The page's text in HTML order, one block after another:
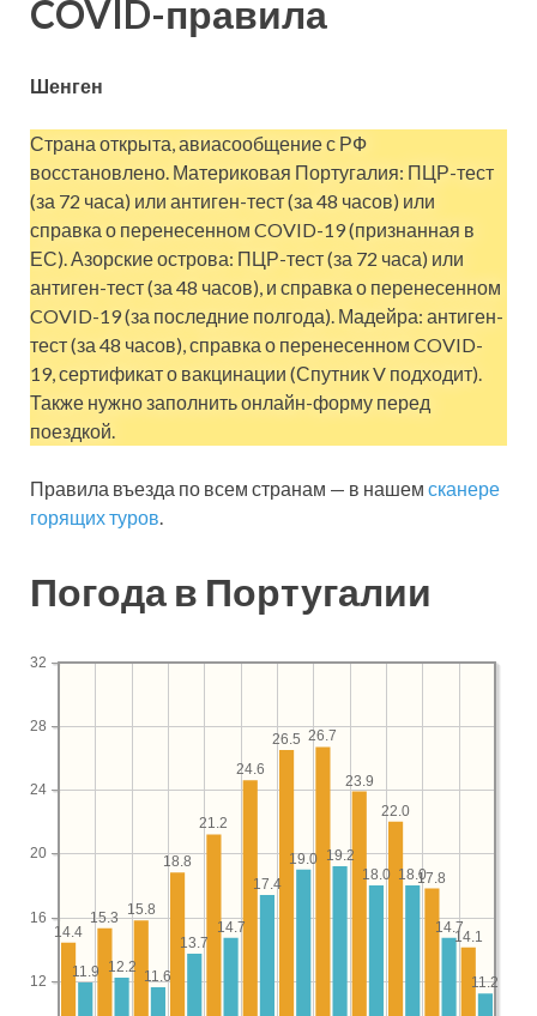
COVID-правила
Шенген
Страна открыта, авиасообщение с РФ
восстановлено. Материковая Португалия: ПЦР-тест
(за 72 часа) или антиген-тест (за 48 часов) или
справка о перенесенном COVID-19 (признанная в
ЕС). Азорские острова: ПЦР-тест (за 72 часа) или
антиген-тест (за 48 часов), и справка о перенесенном
COVID-19 (за последние полгода). Мадейра: антиген-
тест (за 48 часов), справка о перенесенном COVID-
19, сертификат о вакцинации (Спутник V подходит).
Также нужно заполнить онлайн-форму перед
поездкой.
Правила въезда по всем странам — в нашем сканере
горящих туров.
Погода в Португалии